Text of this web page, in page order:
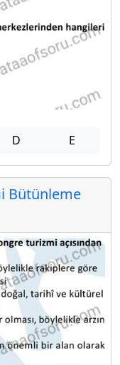
D E
Bütünleme